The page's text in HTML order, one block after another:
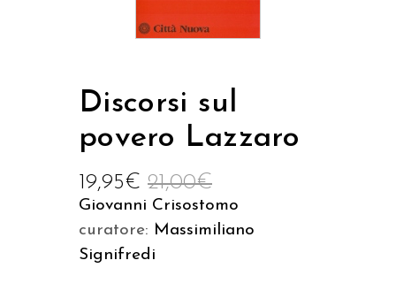
Discorsi sul
povero Lazzaro
21,00€
19,95€
Giovanni Crisostomo
curatore: Massimiliano
Signifredi